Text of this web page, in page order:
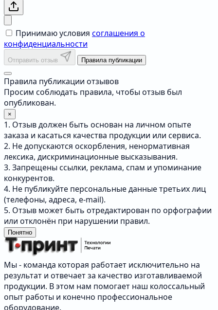
Принимаю условия соглашения о
конфиденциальности
Отправить отзыв Правила публикации
Правила публикации отзывов
Просим соблюдать правила, чтобы отзыв был
опубликован.
×
1. Отзыв должен быть основан на личном опыте
заказа и касаться качества продукции или сервиса.
2. Не допускаются оскорбления, ненормативная
лексика, дискриминационные высказывания.
3. Запрещены ссылки, реклама, спам и упоминание
конкурентов.
4. Не публикуйте персональные данные третьих лиц
(телефоны, адреса, e-mail).
5. Отзыв может быть отредактирован по орфографии
или отклонён при нарушении правил.
Понятно
Мы - команда которая работает исключительно на
результат и отвечает за качество изготавливаемой
продукции. В этом нам помогает наш колоссальный
опыт работы и конечно профессиональное
оборудование.